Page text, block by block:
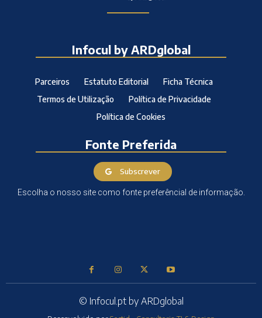
Infocul by ARDglobal
Parceiros Estatuto Editorial
Ficha Técnica
Termos de Utilização
Política de Privacidade
Política de Cookies
Fonte Preferida
Subscrever
Escolha o nosso site como fonte preferêncial de informação.
© Infocul.pt by ARDglobal